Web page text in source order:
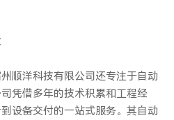
顺洋科技有限公司还专注于自动
凭借多年的技术积累和工程经
设备交付的一站式服务。其自动